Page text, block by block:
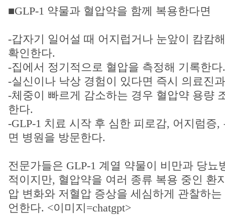
■GLP-1 약물과 혈압약을 함께 복용한다면
-갑자기 일어설 때 어지럽거나 눈앞이 캄캄
확인한다.
-집에서 정기적으로 혈압을 측정해 기록한다.
-실신이나 낙상 경험이 있다면 즉시 의료진
-체중이 빠르게 감소하는 경우 혈압약 용량
한다.
-GLP-1 치료 시작 후 심한 피로감, 어지럼증,
면 병원을 방문한다.
전문가들은 GLP-1 계열 약물이 비만과 당뇨
적이지만, 혈압약을 여러 종류 복용 중인 환
압 변화와 저혈압 증상을 세심하게 관찰하
언한다. <이미지=chatgpt>